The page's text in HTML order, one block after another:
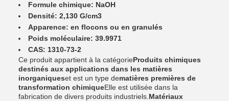
Formule chimique: NaOH
Densité: 2,130 G/cm3
Apparence: en flocons ou en granulés
Poids moléculaire: 39.9971
CAS: 1310-73-2
Ce produit appartient à la catégorieProduits chimiques
destinés aux applications dans les matières
inorganiqueset est un type dematières premières de
transformation chimiqueElle est utilisée dans la
fabrication de divers produits industriels. Matériaux